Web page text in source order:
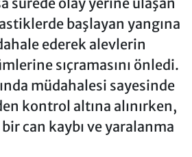
başlayan yangına
ederek alevlerin
sıçramasını önledi.
müdahalesi sayesinde
kontrol altına alınırken,
can kaybı ve yaralanma